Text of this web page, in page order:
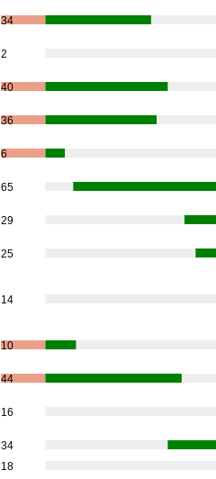
34
2
40
36
6
65
29
25
14
10
44
16
34
18